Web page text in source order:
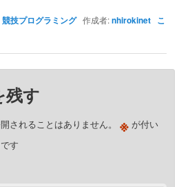
競技プログラミング作成者:nhirokinet こ
残す
されることはありません。 ※ が付い
す